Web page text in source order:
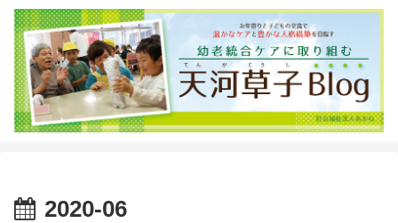
2020-06